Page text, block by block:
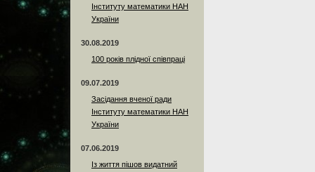
Інституту математики НАН
України
30.08.2019
100 років плідної співпраці
09.07.2019
Засідання вченої ради
Інституту математики НАН
України
07.06.2019
Із життя пішов видатний